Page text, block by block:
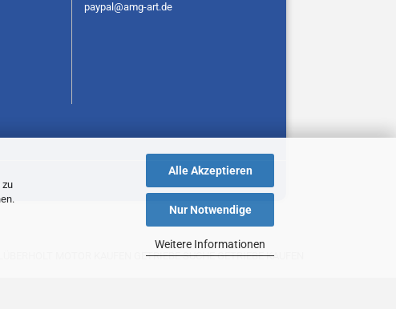
zu
Alle Akzeptieren
Nur Notwendige
Weitere Informationen
paypal@amg-art.de
MOTOR KAUFEN GETRIEBE SUCHE GETRIEBE KAUFEN